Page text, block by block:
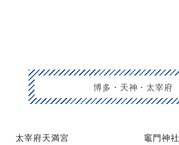
博多・天神・太宰府
太宰府天満宮 竈門神社